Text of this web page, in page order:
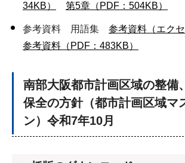
34KB）
第5章（PDF：504KB）
参考資料 用語集 参考資料（エクセ
参考資料（PDF：483KB）
南部大阪都市計画区域の整備
保全の方針（都市計画区域マ
ン）令和7年10月